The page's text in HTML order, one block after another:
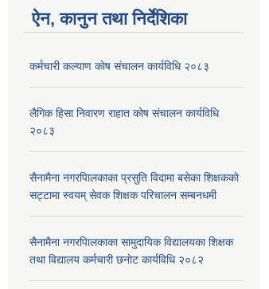
ऐन, कानुन तथा निर्देशिका
कर्मचारी कल्याण काेष संचालन कार्यविधि २०८३
लैगिक हिसा निवारण राहात कोष संचालन कार्यविधि
२०८३
सैनामैना नगरपािलकाका प्रसुति विदामा बसेका शिक्षककाे
सट्टामा स्वयम् सेवक शिक्षक परिचालन सम्बनधमी
सैनामैना नगरपािलकाका सामुदायिक विद्यालयका शिक्षक
तथा विद्यालय कर्मचारी छनाेट कार्यविधि २०८२